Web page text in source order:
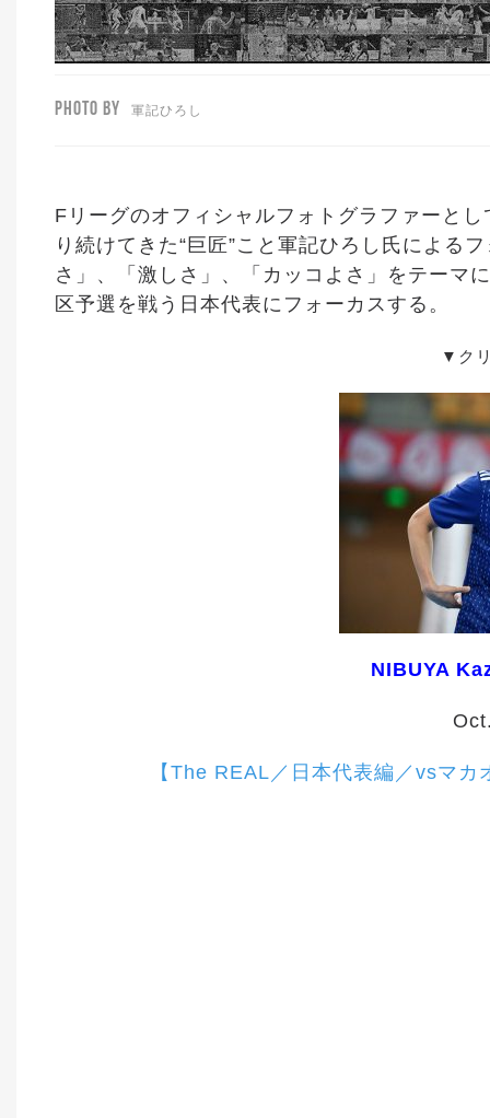
PHOTO BY 軍記ひろし
Fリーグのオフィシャルフォトグラファーと
り続けてきた“巨匠”こと軍記ひろし氏による
さ」、「激しさ」、「カッコよさ」をテーマ
区予選を戦う日本代表にフォーカスする。
▼ク
NIBUYA
【The REAL／日本代表編／vsマカ